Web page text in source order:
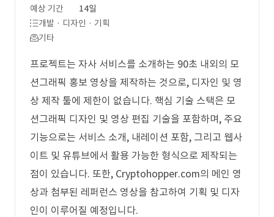
예상 기간
14일
개발 · 디자인 · 기획
기타
프로젝트는 자사 서비스를 소개하는 90초 내외의 모
션그래픽 홍보 영상을 제작하는 것으로, 디자인 및 영
상 제작 툴에 제한이 없습니다. 핵심 기술 스택은 모
션그래픽 디자인 및 영상 편집 기술을 포함하며, 주요
기능으로는 서비스 소개, 내레이션 포함, 그리고 웹사
이트 및 유튜브에서 활용 가능한 형식으로 제작되는
점이 있습니다. 또한, Cryptohopper.com의 메인 영
상과 첨부된 레퍼런스 영상을 참고하여 기획 및 디자
인이 이루어질 예정입니다.